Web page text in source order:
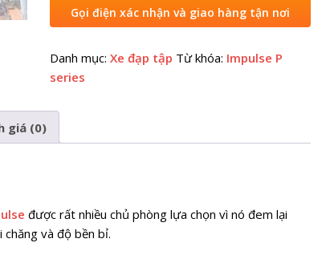
Gọi điện xác nhận và giao hàng tận nơi
Danh mục: Xe đạp tập Từ khóa: Impulse P
series
giá (0)
được rất nhiều chủ phòng lựa chọn vì nó đem lại
chăng và độ bền bỉ.